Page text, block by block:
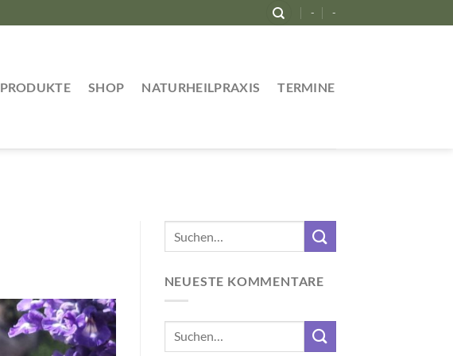
- -
PRODUKTE SHOP NATURHEILPRAXIS TERMINE
NEUESTE KOMMENTARE